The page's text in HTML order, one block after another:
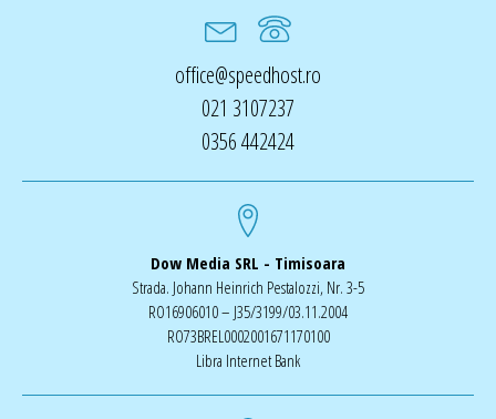
office@speedhost.ro
021 3107237
0356 442424
Dow Media SRL - Timisoara
Strada. Johann Heinrich Pestalozzi, Nr. 3-5
RO16906010 – J35/3199/03.11.2004
RO73BREL0002001671170100
Libra Internet Bank